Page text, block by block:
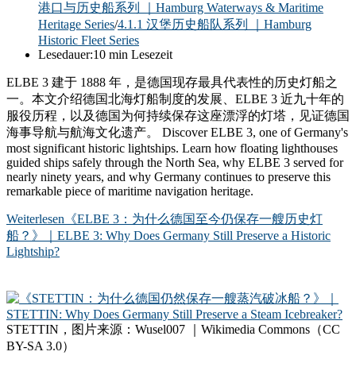
港口与历史船系列 ｜Hamburg Waterways & Maritime
Heritage Series/4.1.1 汉堡历史船队系列 ｜Hamburg
Historic Fleet Series
Lesedauer:10 min Lesezeit
ELBE 3 建于 1888 年，是德国现存最具代表性的历史灯船之
一。本文介绍德国北海灯船制度的发展、ELBE 3 近九十年的
服役历程，以及德国为何持续保存这座漂浮的灯塔，见证德国
海事导航与航海文化遗产。 Discover ELBE 3, one of Germany's
most significant historic lightships. Learn how floating lighthouses
guided ships safely through the North Sea, why ELBE 3 served for
nearly ninety years, and why Germany continues to preserve this
remarkable piece of maritime navigation heritage.
Weiterlesen 《ELBE 3：为什么德国至今仍保存一艘历史灯
船？》｜ELBE 3: Why Does Germany Still Preserve a Historic
Lightship?
STETTIN，图片来源：Wusel007 ｜Wikimedia Commons（CC
BY-SA 3.0）